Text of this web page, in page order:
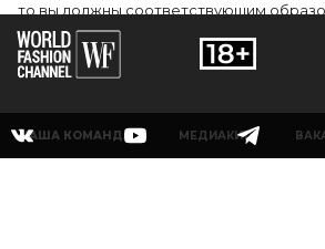
то вы должны соответствующим
настройки вашего браузера или не
СОГЛАСЕН
НАША КОМАНДА МЕДИАКИТ